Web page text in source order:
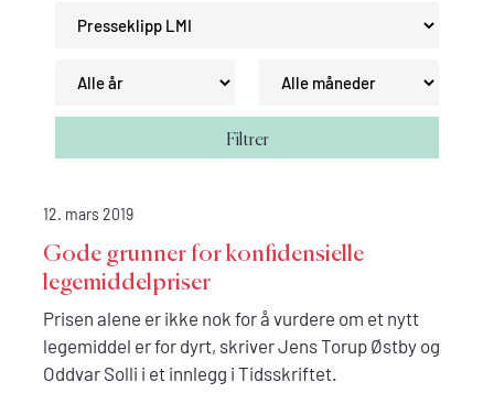
Filtrer
12. mars 2019
Gode grunner for konfidensielle
legemiddelpriser
Prisen alene er ikke nok for å vurdere om et nytt
legemiddel er for dyrt, skriver Jens Torup Østby og
Oddvar Solli i et innlegg i Tidsskriftet.